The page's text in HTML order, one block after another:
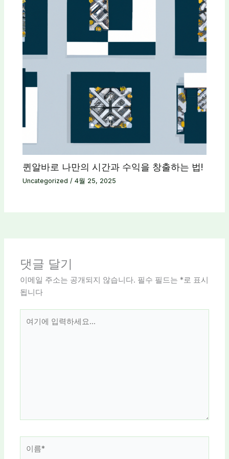
퀸알바로 나만의 시간과 수익을 창출하는 법!
Uncategorized /4월 25, 2025
댓글 달기
이메일 주소는 공개되지 않습니다. 필수 필드는*로 표시
됩니다